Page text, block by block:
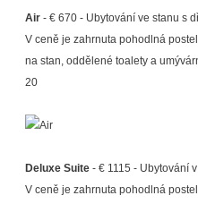
Air - € 670 - Ubytování ve stanu s
V ceně je zahrnuta pohodlná
na stan, oddělené toalety a
20
Deluxe Suite - € 1115 - Ubytování
V ceně je zahrnuta pohodlná